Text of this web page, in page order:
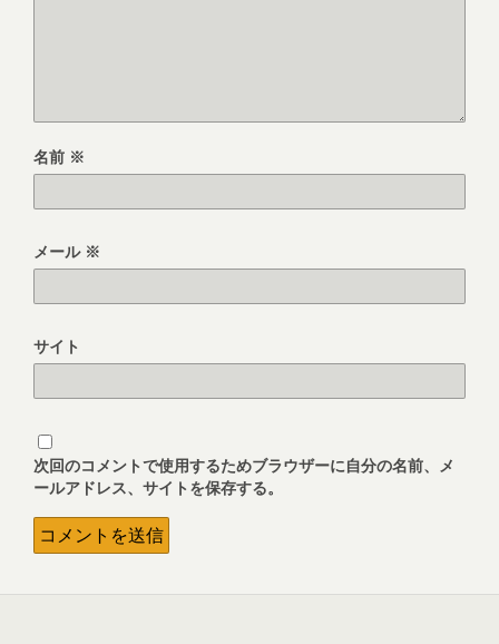
名前 ※
メール ※
サイト
次回のコメントで使用するためブラウザーに自分の名前、メ
ールアドレス、サイトを保存する。